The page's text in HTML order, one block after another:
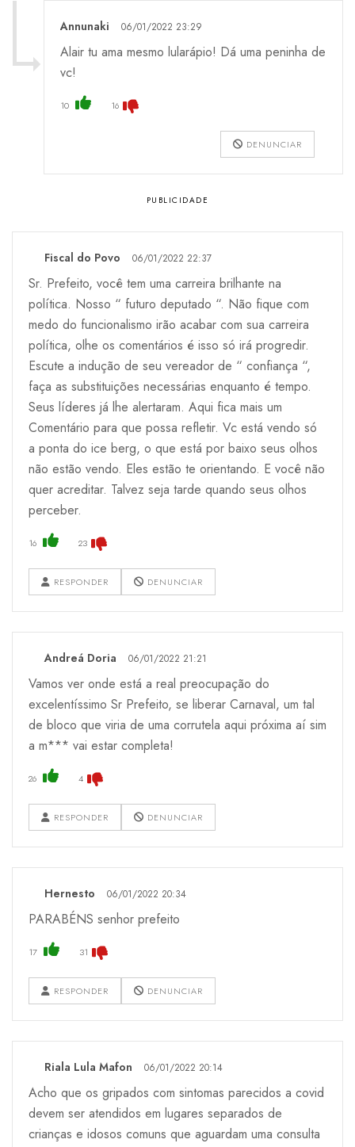
Annunaki 06/01/2022 23:29
Alair tu ama mesmo lularápio! Dá uma peninha de
vc!
10 16
DENUNCIAR
Fiscal do Povo 06/01/2022 22:37
Sr. Prefeito, você tem uma carreira brilhante na
política. Nosso “ futuro deputado “. Não fique com
medo do funcionalismo irão acabar com sua carreira
política, olhe os comentários é isso só irá progredir.
Escute a indução de seu vereador de “ confiança “,
faça as substituições necessárias enquanto é tempo.
Seus líderes já lhe alertaram. Aqui fica mais um
Comentário para que possa refletir. Vc está vendo só
a ponta do ice berg, o que está por baixo seus olhos
não estão vendo. Eles estão te orientando. E você não
quer acreditar. Talvez seja tarde quando seus olhos
perceber.
16 23
RESPONDER DENUNCIAR
Andreá Doria 06/01/2022 21:21
Vamos ver onde está a real preocupação do
excelentíssimo Sr Prefeito, se liberar Carnaval, um tal
de bloco que viria de uma corrutela aqui próxima aí sim
a m*** vai estar completa!
26 4
RESPONDER DENUNCIAR
Hernesto 06/01/2022 20:34
PARABÉNS senhor prefeito
17 31
RESPONDER DENUNCIAR
Riala Lula Mafon 06/01/2022 20:14
Acho que os gripados com sintomas parecidos a covid
devem ser atendidos em lugares separados de
crianças e idosos comuns que aguardam uma consulta